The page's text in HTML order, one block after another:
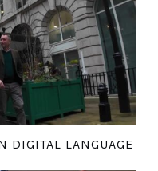
DIGITAL LANGUAGE